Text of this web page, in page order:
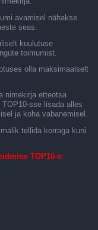
avamisel nähakse
seas.
kuulutuse
toimumist.
olla maksimaalselt
nimekirja etteotsa
sse lisada alles
ja koha vabanemisel.
tellida korraga kuni
TOP10-s: